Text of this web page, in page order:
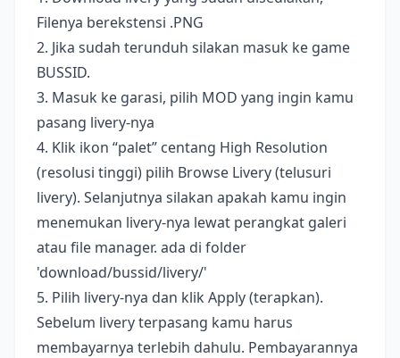
Filenya berekstensi .PNG
2. Jika sudah terunduh silakan masuk ke game
BUSSID.
3. Masuk ke garasi, pilih MOD yang ingin kamu
pasang livery-nya
4. Klik ikon “palet” centang High Resolution
(resolusi tinggi) pilih Browse Livery (telusuri
livery). Selanjutnya silakan apakah kamu ingin
menemukan livery-nya lewat perangkat galeri
atau file manager. ada di folder
'download/bussid/livery/'
5. Pilih livery-nya dan klik Apply (terapkan).
Sebelum livery terpasang kamu harus
membayarnya terlebih dahulu. Pembayarannya